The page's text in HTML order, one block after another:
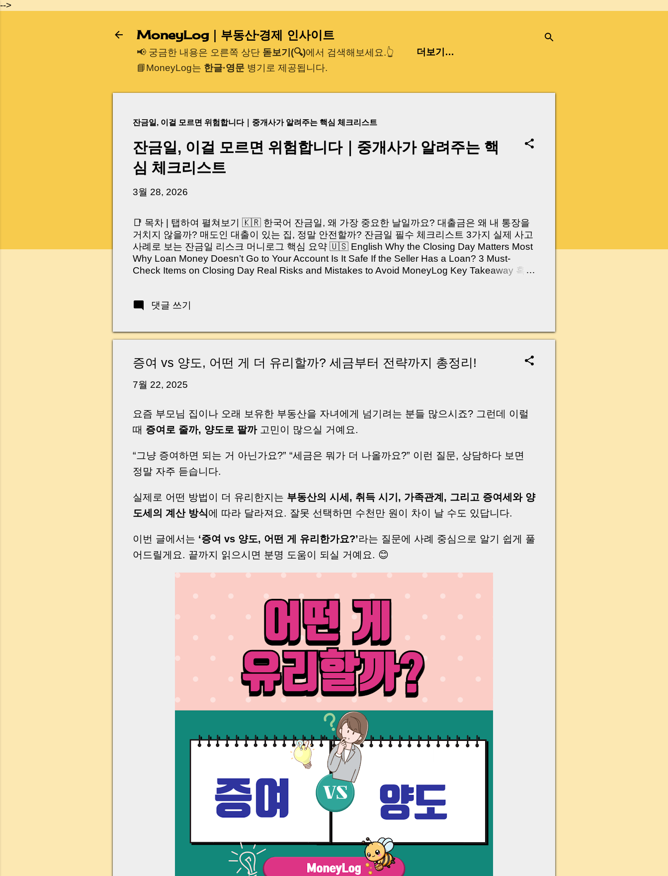
-->
기본 콘텐츠로 건너뛰기
MoneyLog｜부동산·경제 인사이트
📢 궁금한 내용은 오른쪽 상단 돋보기(🔍)에서 검색해보세요.👆
📘MoneyLog는 한글·영문 병기로 제공됩니다.
더보기…
잔금일, 이걸 모르면 위험합니다｜중개사가 알려주는 핵심 체크리스트
잔금일, 이걸 모르면 위험합니다｜중개사가 알려주는 핵
심 체크리스트
3월 28, 2026
📑 목차 | 탭하여 펼쳐보기 🇰🇷 한국어 잔금일, 왜 가장 중요한 날일까요? 대출금은 왜 내 통장을
거치지 않을까? 매도인 대출이 있는 집, 정말 안전할까? 잔금일 필수 체크리스트 3가지 실제 사고
사례로 보는 잔금일 리스크 머니로그 핵심 요약 🇺🇸 English Why the Closing Day Matters Most
Why Loan Money Doesn’t Go to Your Account Is It Safe If the Seller Has a Loan? 3 Must-
Check Items on Closing Day Real Risks and Mistakes to Avoid MoneyLog Key Takeaway 혹시
억 원이 한 번에 움직이는 가장 긴장되는 순간 입니다. 실제로 제가 중개 현장에서 겪었던 일입니
황이 있었습니다. 또 어떤 분은 이렇게 말씀하십니다. “내 대출인데 왜 내 통장으로 안 들어오죠?”
“매도인이 대출 안 갚고 도망가면 어떡하죠?” 이 모든 불안, 사실은 ‘구조’를 몰라서 생기는 걱정입
꼭 준비해야 하는지 중개 실무 기준으로 아주 쉽게 풀어드리겠습니다. 이 글 하나만 제대로 이해
Introduction (Tap to expand) Have you ever thought like this? “Closing day…...
댓글 쓰기
증여 vs 양도, 어떤 게 더 유리할까? 세금부터 전략까지 총정리!
7월 22, 2025
요즘 부모님 집이나 오래 보유한 부동산을 자녀에게 넘기려는 분들 많으시죠? 그런데 이럴
때 증여로 줄까, 양도로 팔까고민이 많으실 거예요.
“그냥 증여하면 되는 거 아닌가요?” “세금은 뭐가 더 나올까요?” 이런 질문, 상담하다 보면
정말 자주 듣습니다.
실제로 어떤 방법이 더 유리한지는 부동산의 시세, 취득 시기, 가족관계, 그리고 증여세와 양
도세의 계산 방식에 따라 달라져요. 잘못 선택하면 수천만 원이 차이 날 수도 있답니다.
이번 글에서는 ‘증여 vs 양도, 어떤 게 유리한가요?’라는 질문에 사례 중심으로 알기 쉽게 풀
어드릴게요. 끝까지 읽으시면 분명 도움이 되실 거예요. 😊